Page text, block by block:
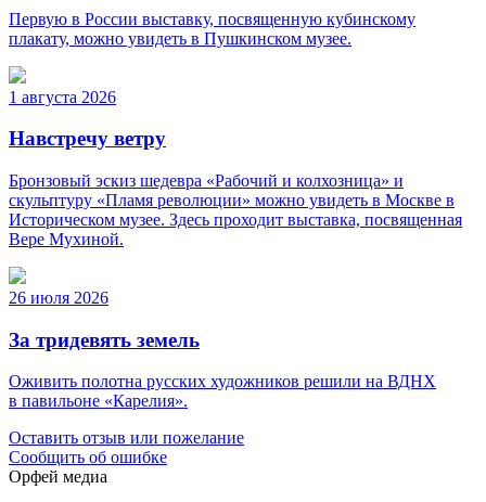
Первую в России выставку, посвященную кубинскому
плакату, можно увидеть в Пушкинском музее.
1 августа 2026
Навстречу ветру
Бронзовый эскиз шедевра «Рабочий и колхозница» и
скульптуру «Пламя революции» можно увидеть в Москве в
Историческом музее. Здесь проходит выставка, посвященная
Вере Мухиной.
26 июля 2026
За тридевять земель
Оживить полотна русских художников решили на ВДНХ
в павильоне «Карелия».
Оставить отзыв или пожелание
Сообщить об ошибке
Орфей медиа